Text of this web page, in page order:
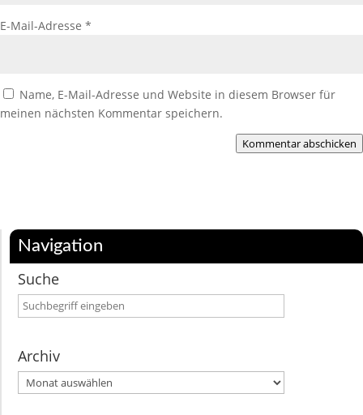
E-Mail-Adresse *
Name, E-Mail-Adresse und Website in diesem Browser für
meinen nächsten Kommentar speichern.
Kommentar abschicken
Navigation
Suche
Archiv
Archiv